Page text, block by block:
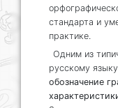
стандарта и
практике.
Одним из
русскому
обозначение